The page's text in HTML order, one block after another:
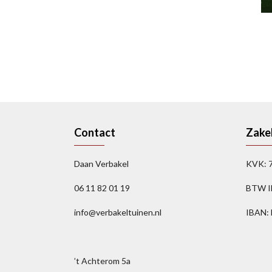
Contact
Daan Verbakel
06 11 82 01 19
info@verbakeltuinen.nl
’t Achterom 5a
KVK:
BTW
IBAN: